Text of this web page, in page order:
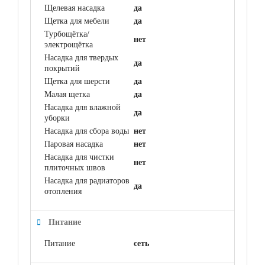
Щелевая насадка
да
Щетка для мебели
да
Турбощётка/
электрощётка
нет
Насадка для твердых
покрытий
да
Щетка для шерсти
да
Малая щетка
да
Насадка для влажной
уборки
да
Насадка для сбора воды нет
Паровая насадка
нет
Насадка для чистки
плиточных швов
нет
Насадка для радиаторов
отопления
да
Питание
Питание сеть